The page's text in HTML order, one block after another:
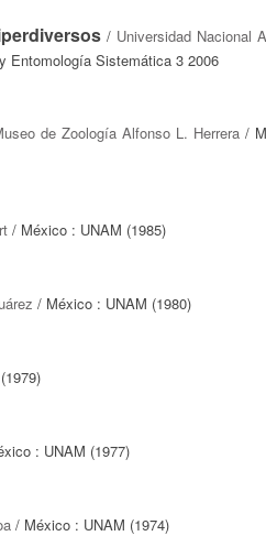
/ Universidad Nacional
Entomología Sistemática 3 2006
de Zoología Alfonso L. Herrera /
/ México : UNAM (1985)
/ México : UNAM (1980)
: UNAM (1977)
/ México : UNAM (1974)